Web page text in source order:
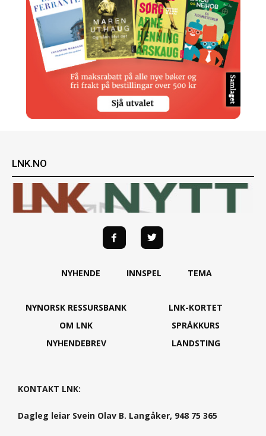
LNK.NO
NYHENDE INNSPEL TEMA
NYNORSK RESSURSBANK
OM LNK
NYHENDEBREV
LNK-KORTET
SPRÅKKURS
LANDSTING
KONTAKT LNK:
Dagleg leiar Svein Olav B. Langåker, 948 75 365